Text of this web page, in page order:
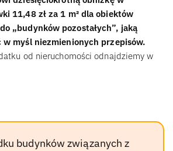
11,48 zł za 1 m² dla obiektów
„budynków pozostałych”, jaką
w myśl niezmienionych przepisów.
od nieruchomości odnajdziemy w
budynków związanych z